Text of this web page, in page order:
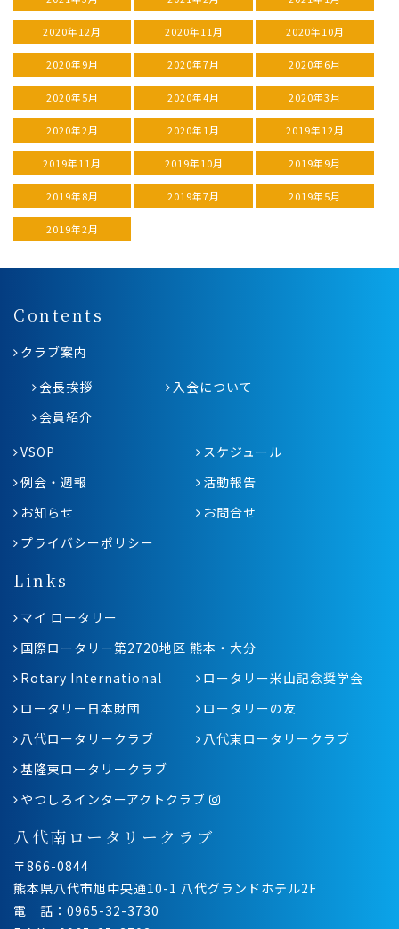
2020年12月 2020年11月 2020年10月
2020年9月 2020年7月 2020年6月
2020年5月 2020年4月 2020年3月
2020年2月 2020年1月 2019年12月
2019年11月 2019年10月 2019年9月
2019年8月 2019年7月 2019年5月
2019年2月
Contents
クラブ案内
会長挨拶
入会について
会員紹介
VSOP
スケジュール
例会・週報
活動報告
お知らせ
お問合せ
プライバシーポリシー
Links
マイ ロータリー
国際ロータリー第2720地区 熊本・大分
Rotary International
ロータリー米山記念奨学会
ロータリー日本財団
ロータリーの友
八代ロータリークラブ
八代東ロータリークラブ
基隆東ロータリークラブ
やつしろインターアクトクラブ
八代南ロータリークラブ
〒866-0844
熊本県八代市旭中央通10-1 八代グランドホテル2F
電 話：0965-32-3730